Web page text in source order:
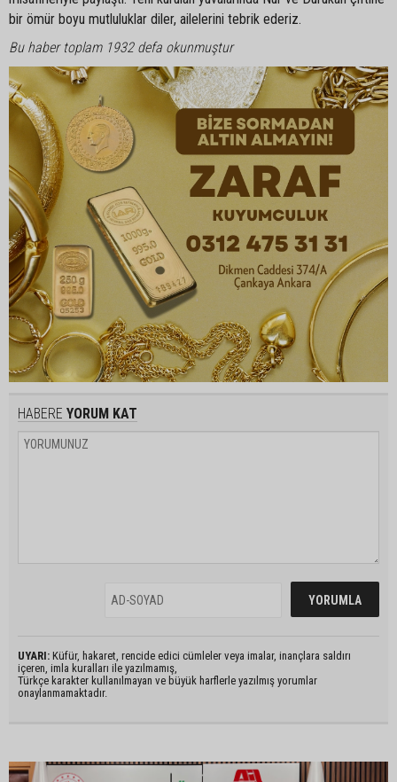
bir ömür boyu mutluluklar diler, ailelerini tebrik ederiz.
Bu haber toplam 1932 defa okunmuştur
HABERE YORUM KAT
UYARI: Küfür, hakaret, rencide edici cümleler veya imalar, inançlara saldırı
içeren, imla kuralları ile yazılmamış,
Türkçe karakter kullanılmayan ve büyük harflerle yazılmış yorumlar
onaylanmamaktadır.